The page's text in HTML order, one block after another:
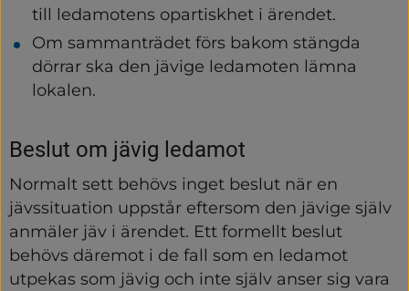
till ledamotens opartiskhet i ärendet.
Om sammanträdet förs bakom stängda
dörrar ska den jävige ledamoten lämna
lokalen.
Beslut om jävig ledamot
Normalt sett behövs inget beslut när en
jävssituation uppstår eftersom den jävige själv
anmäler jäv i ärendet. Ett formellt beslut
behövs däremot i de fall som en ledamot
utpekas som jävig och inte själv anser sig vara